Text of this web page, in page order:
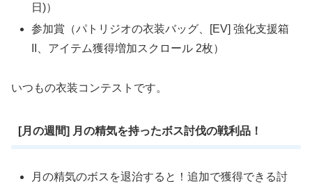
日)）
参加賞（パトリジオの衣装バッグ、[EV] 強化支援箱
II、アイテム獲得増加スクロール 2枚）
いつもの衣装コンテストです。
[月の週間] 月の精気を持ったボス討伐の戦利品！
月の精気のボスを退治すると！追加で獲得できる討